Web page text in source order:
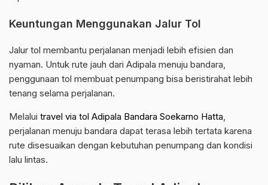
Keuntungan Menggunakan Jalur Tol
Jalur tol membantu perjalanan menjadi lebih efisien dan
nyaman. Untuk rute jauh dari Adipala menuju bandara,
penggunaan tol membuat penumpang bisa beristirahat lebih
tenang selama perjalanan.
Melalui travel via tol Adipala Bandara Soekarno Hatta,
perjalanan menuju bandara dapat terasa lebih tertata karena
rute disesuaikan dengan kebutuhan penumpang dan kondisi
lalu lintas.